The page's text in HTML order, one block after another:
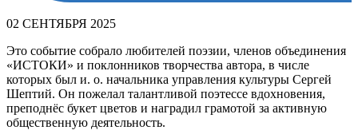
02 СЕНТЯБРЯ 2025
Это событие собрало любителей поэзии, членов объединения
«ИСТОКИ» и поклонников творчества автора, в числе
которых был и. о. начальника управления культуры Сергей
Шептий. Он пожелал талантливой поэтессе вдохновения,
преподнёс букет цветов и наградил грамотой за активную
общественную деятельность.